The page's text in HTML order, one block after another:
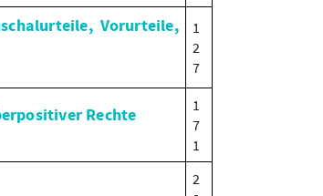
Vorurteile,
1
2
7
Rechte
1
7
1
2